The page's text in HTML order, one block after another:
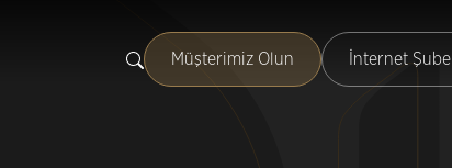
Müşterimiz Olun İnternet Şube